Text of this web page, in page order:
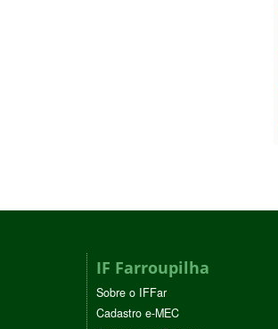
IF Farroupilha
Sobre o IFFar
Cadastro e-MEC